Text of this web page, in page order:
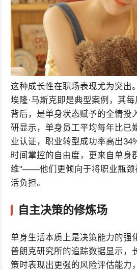
这种成长性在职场表现尤为突出
埃隆·马斯克即是典型案例，其
背后，是单身状态赋予的全情投
研显示，单身员工平均每年比已
业认证，职业转型成功率高出
时间掌控的自由度，更来自单身
维"——他们更倾向于将职业瓶颈
活负担。
自主决策的修炼场
单身生活本质上是决策能力的强
普朗克研究所的追踪数据显示，
策时表现出更强的风险评估能力